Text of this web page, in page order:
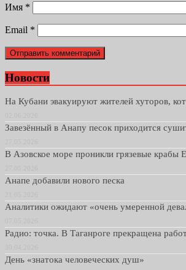
Имя *
Email *
Новости
На Кубани эвакуируют жителей хуторов,
Завезённый в Анапу песок приходится
В Азовское море проникли грязевые крабы
Анапе добавили нового песка
Аналитики ожидают «очень умеренной
Радио: точка. В Таганроге прекращена
День «знатока человеческих душ»